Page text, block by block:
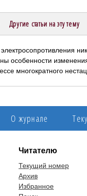
Другие статьи на эту тему
особенности
многократного
О журнале
Читателю
Текущий номер
Архив
Избранное